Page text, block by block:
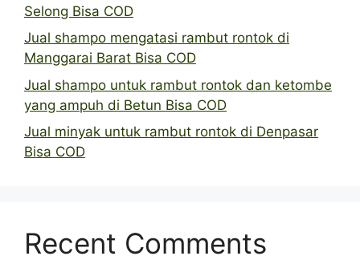
Selong Bisa COD
Jual shampo mengatasi rambut rontok di
Manggarai Barat Bisa COD
Jual shampo untuk rambut rontok dan ketombe
yang ampuh di Betun Bisa COD
Jual minyak untuk rambut rontok di Denpasar
Bisa COD
Recent Comments